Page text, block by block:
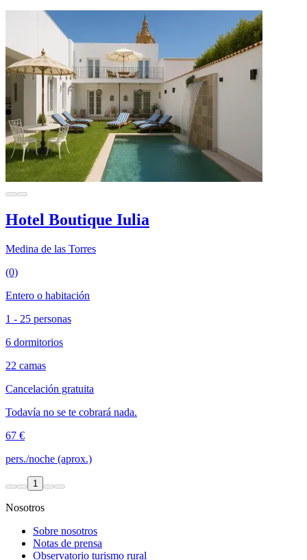
Hotel Boutique Iulia
Medina de las Torres
(0)
Entero o habitación
1 - 25 personas
6 dormitorios
22 camas
Cancelación gratuita
Todavía no se te cobrará nada.
67 €
pers./noche (aprox.)
1
Nosotros
Sobre nosotros
Notas de prensa
Observatorio turismo rural